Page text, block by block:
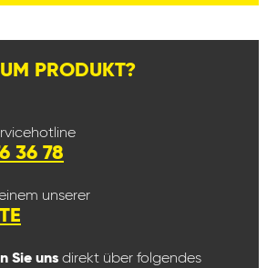
PRODUKT?
36 78
unserer
Sie uns direkt über folgendes